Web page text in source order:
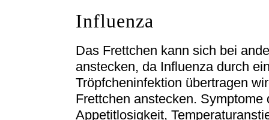
Influenza
Das Frettchen kann sich bei
anstecken, da Influenza durch
Tröpfcheninfektion übertragen
Frettchen anstecken.
Appetitlosigkeit,